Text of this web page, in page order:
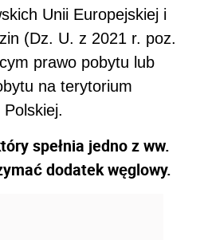
Unii Europejskiej i
(Dz. U. z 2021 r. poz.
prawo pobytu lub
na terytorium
spełnia jedno z ww.
dodatek węglowy.